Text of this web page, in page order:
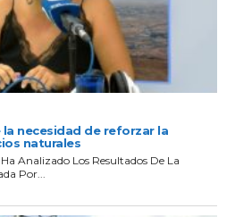
necesidad de reforzar la
naturales
Analizado Los Resultados De La
Por...